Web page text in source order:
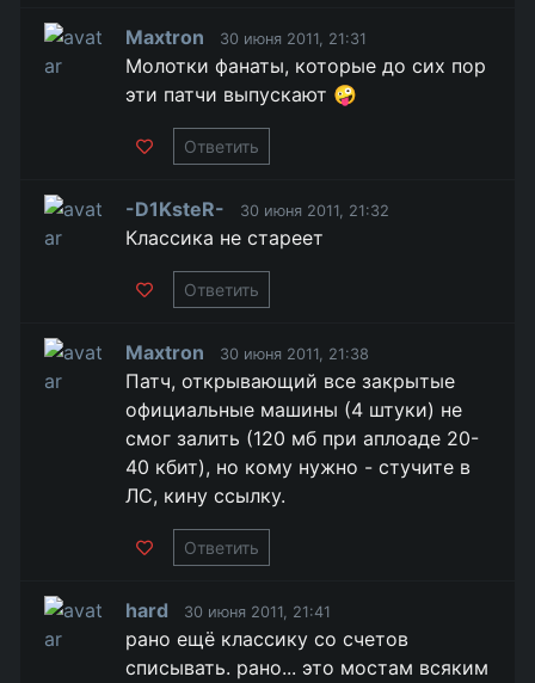
Maxtron 30 июня 2011, 21:31
Молотки фанаты, которые до сих пор
эти патчи выпускают 🤪
Ответить
-D1KsteR- 30 июня 2011, 21:32
Классика не стареет
Ответить
Maxtron 30 июня 2011, 21:38
Патч, открывающий все закрытые
официальные машины (4 штуки) не
смог залить (120 мб при аплоаде 20-
40 кбит), но кому нужно - стучите в
ЛС, кину ссылку.
Ответить
hard 30 июня 2011, 21:41
рано ещё классику со счетов
списывать. рано... это мостам всяким